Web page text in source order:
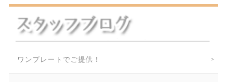
ワンプレートでご提供！